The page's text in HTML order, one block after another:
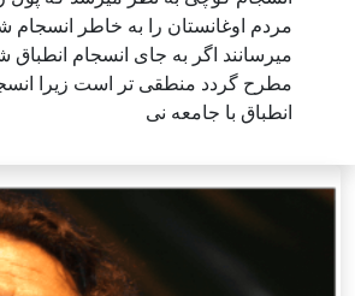
مردم اوغانستان را به خاطر
میرسانند اگر به جای انسجام انطباق
مطرح گردد منطقی تر است زیرا
انطباق با جامعه نی